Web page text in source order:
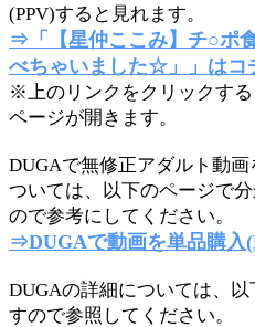
(PPV)すると見れます。
⇒「【星仲ここみ】チ○ポ
べちゃいました☆」」はコ
※上のリンクをクリックす
ページが開きます。
DUGAで無修正アダルト動
ついては、以下のページで
ので参考にしてください。
⇒DUGAで動画を単品購入
DUGAの詳細については、
すので参照してください。